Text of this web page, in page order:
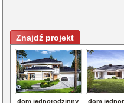
Znajdź projekt